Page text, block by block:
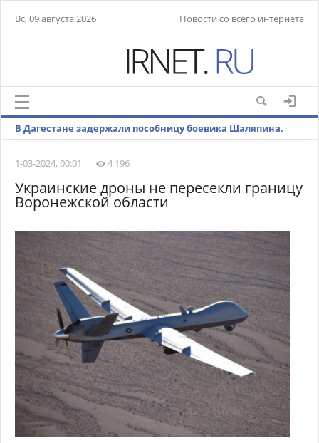
Вс, 09 августа 2026 Новости со всего интернета
В Дагестане задержали пособницу боевика Шаляпина,
1-03-2024, 00:01
4 196
Украинские дроны не пересекли границу
Воронежской области